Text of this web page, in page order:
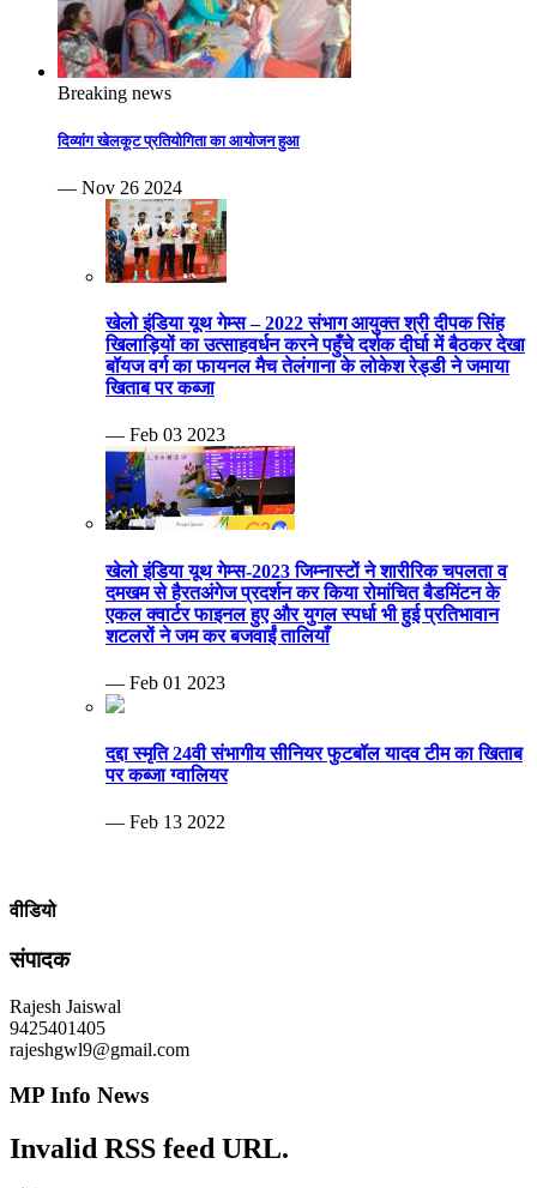
Breaking news
दिव्यांग खेलकूट प्रतियोगिता का आयोजन हुआ
— Nov 26 2024
खेलो इंडिया यूथ गेम्स – 2022 संभाग आयुक्त श्री दीपक सिंह
खिलाड़ियों का उत्साहवर्धन करने पहुँचे दर्शक दीर्घा में बैठकर देखा
बॉयज वर्ग का फायनल मैच तेलंगाना के लोकेश रेड्डी ने जमाया
खिताब पर कब्जा
— Feb 03 2023
खेलो इंडिया यूथ गेम्स-2023 जिम्नास्टों ने शारीरिक चपलता व
दमखम से हैरतअंगेज प्रदर्शन कर किया रोमांचित बैडमिंटन के
एकल क्वार्टर फाइनल हुए और युगल स्पर्धा भी हुई प्रतिभावान
शटलरों ने जम कर बजवाईं तालियाँ
— Feb 01 2023
दद्दा स्मृति 24वी संभागीय सीनियर फुटबॉल यादव टीम का खिताब
पर कब्जा ग्वालियर
— Feb 13 2022
वीडियो
संपादक
Rajesh Jaiswal
9425401405
rajeshgwl9@gmail.com
MP Info News
Invalid RSS feed URL.